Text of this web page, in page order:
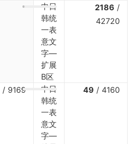
中日
韩统
一表
意文
字—
扩展
B区
2186 /
42720
/ 9169
中日
韩统
一表
意文
字—
49 / 4160